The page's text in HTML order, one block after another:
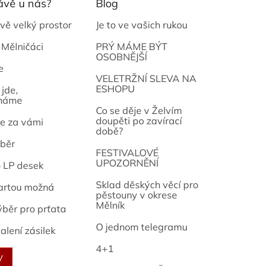
u nás?
velký prostor
za vámi
desek
možná
pro prťata
zásilek
Blog
Je to ve vašich rukou
PRÝ MÁME BÝT
OSOBNĚJŠÍ
VELETRŽNÍ SLEVA NA
ESHOPU
Co se děje v Želvím
doupěti po zavírací
době?
FESTIVALOVÉ
UPOZORNĚNÍ
Sklad děských věcí pro
pěstouny v okrese
Mělník
O jednom telegramu
4+1